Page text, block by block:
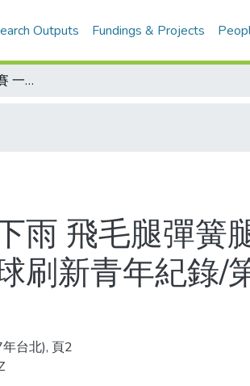
Outputs Fundings & Projects
第四十屆台灣區田徑賽 一下雨 飛毛腿彈簧腿都沒輒 古金水還是沒搭上奧運列車 方文宗鏈球刷新青年紀錄/第四十屆台灣區田徑賽決賽成績表
雨 飛毛腿彈簧
刷新青年紀錄/
台北), 頁2